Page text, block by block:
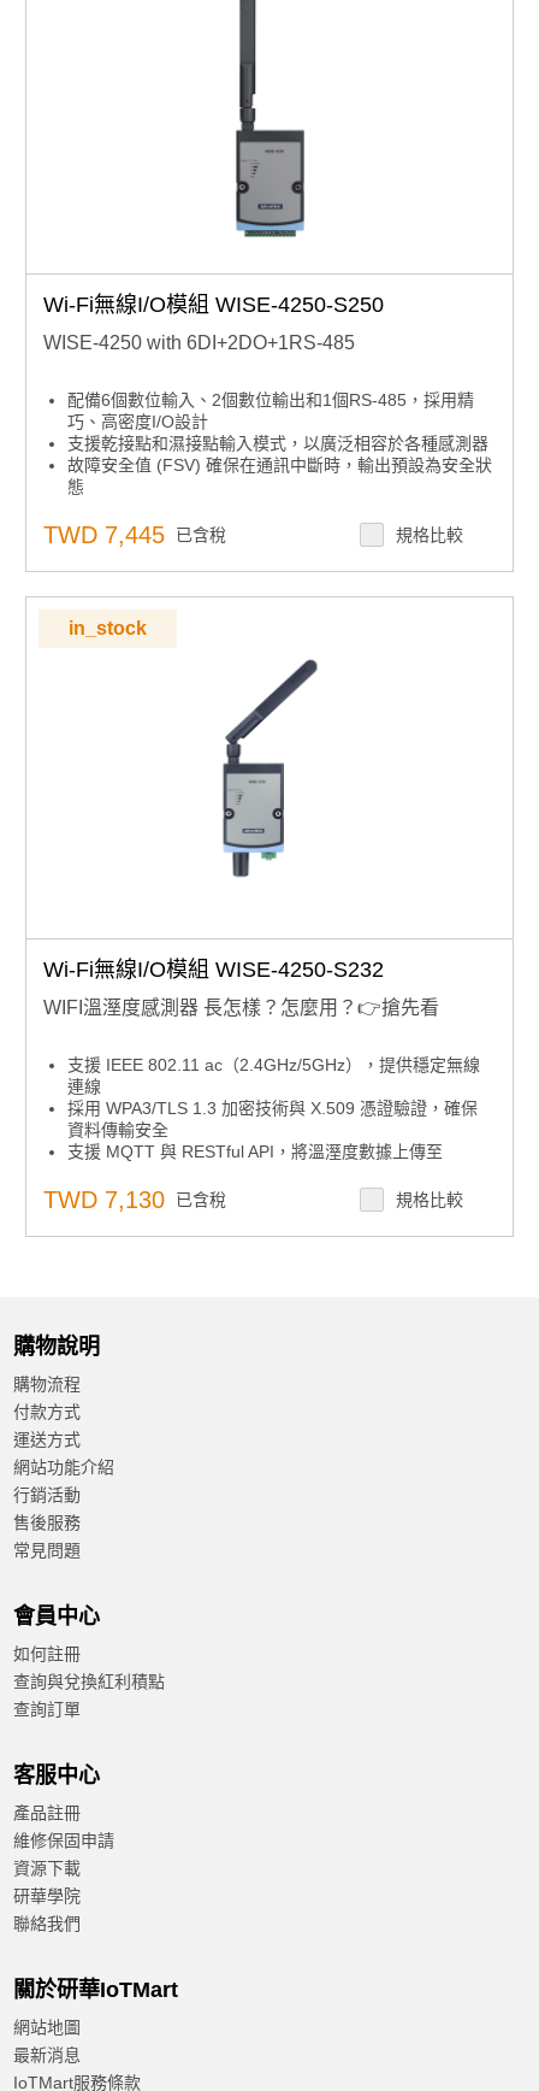
Wi-Fi無線I/O模組 WISE-4250-S250
WISE-4250 with 6DI+2DO+1RS-485
配備6個數位輸入、2個數位輸出和1個RS-485，採用精
巧、高密度I/O設計
支援乾接點和濕接點輸入模式，以廣泛相容於各種感測器
故障安全值 (FSV) 確保在通訊中斷時，輸出預設為安全狀
態
的無線連接
確保使用WPA3/TLS 1.3加密和X.509證書驗證進行安全的
數據傳輸
本地儲存超過10,000個數據點，具備SNTP/RTC時間同步
和監視計時器自動連接恢復功能
提供全面的協議支援，包括MQTT、Modbus/TCP、
SNTP、TCP/IP、HTTPS、RESTful、UDP和DHCP
TWD 7,445 已含稅 規格比較
in_stock
Wi-Fi無線I/O模組 WISE-4250-S232
WIFI溫溼度感測器 長怎樣？怎麼用？👉搶先看
支援 IEEE 802.11 ac（2.4GHz/5GHz），提供穩定無線
連線
採用 WPA3/TLS 1.3 加密技術與 X.509 憑證驗證，確保
資料傳輸安全
支援 MQTT 與 RESTful API，將溫溼度數據上傳至
支援多種通訊協議，如 MQTT、Modbus/TCP、SNTP、
TCP/IP、HTTPS、RESTful、UDP 與 DHCP
內建看門狗計時器，確保裝置持續運作，並可在斷線時自
TWD 7,130 已含稅 規格比較
購物說明
購物流程
付款方式
運送方式
網站功能介紹
行銷活動
售後服務
常見問題
會員中心
如何註冊
查詢與兌換紅利積點
查詢訂單
客服中心
產品註冊
維修保固申請
資源下載
研華學院
聯絡我們
關於研華IoTMart
網站地圖
最新消息
IoTMart服務條款